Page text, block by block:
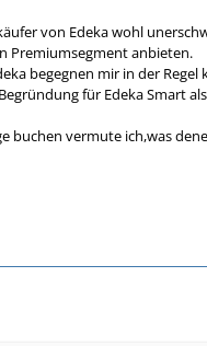
von Edeka wohl
Premiumsegment anbieten.
begegnen mir in der
für Edeka Smart
buchen vermute ich,was